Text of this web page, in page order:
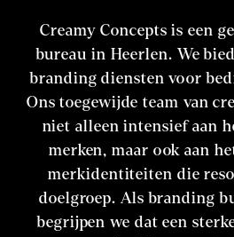
Creamy Concepts is een
bureau in Heerlen. We
branding diensten voor
Ons toegewijde team van
niet alleen intensief aan
merken, maar ook aan
merkidentiteiten die
doelgroep. Als branding
begrijpen we dat een